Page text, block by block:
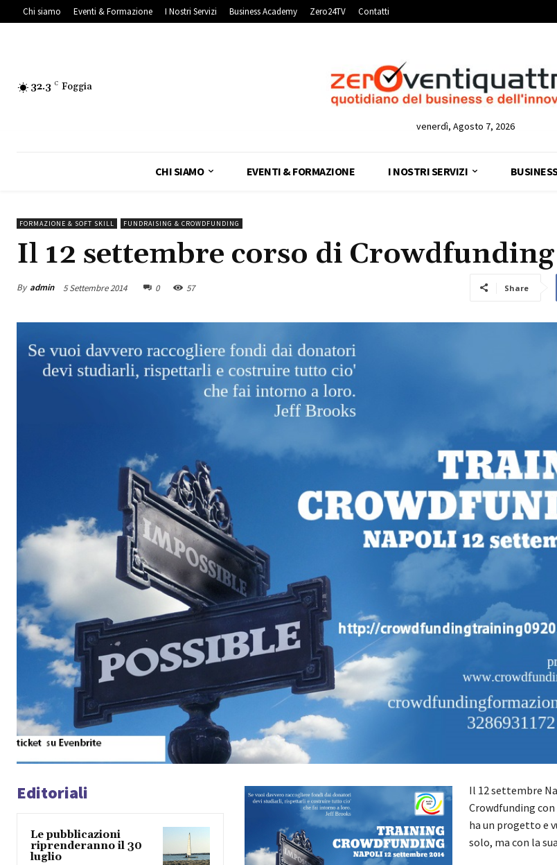
Chi siamo Eventi & Formazione I Nostri Servizi Business Academy Zero24TV Contatti
32.3 C Foggia
venerdì, Agosto 7, 2026
CHI SIAMO EVENTI & FORMAZIONE I NOSTRI SERVIZI
FORMAZIONE & SOFT SKILL FUNDRAISING & CROWDFUNDING
Il 12 settembre corso di
By admin 5 Settembre 2014 0 57 Share
Editoriali
Le pubblicazioni
riprenderanno il 30
luglio
Il 12 settembre
Crowdfunding
ha un progetto e
solo, ma con la